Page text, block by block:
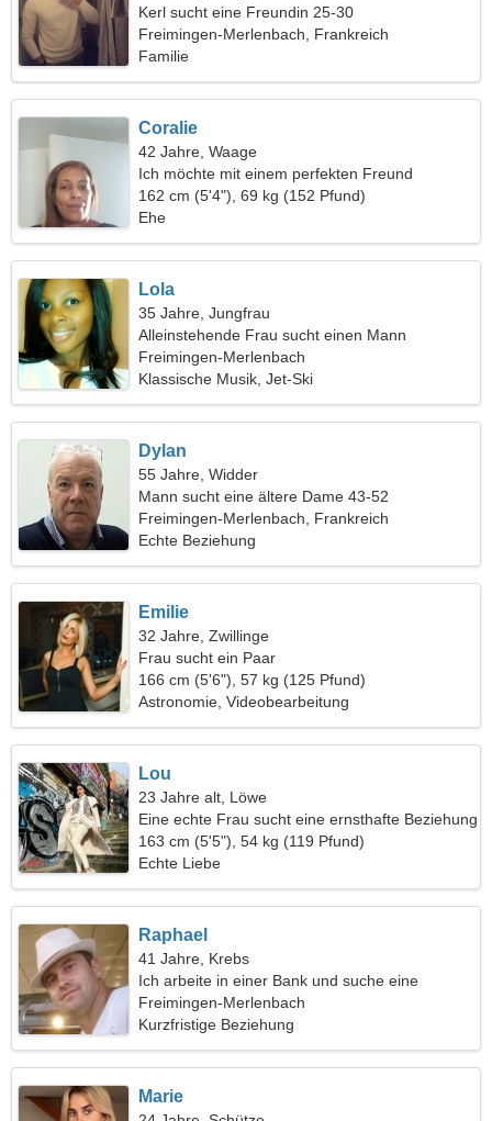
Kerl sucht eine Freundin 25-30
Freimingen-Merlenbach, Frankreich
Familie
Coralie
42 Jahre, Waage
Ich möchte mit einem perfekten Freund
ausgehen
162 cm (5'4"), 69 kg (152 Pfund)
Ehe
Lola
35 Jahre, Jungfrau
Alleinstehende Frau sucht einen Mann
Freimingen-Merlenbach
Klassische Musik, Jet-Ski
Dylan
55 Jahre, Widder
Mann sucht eine ältere Dame 43-52
Freimingen-Merlenbach, Frankreich
Echte Beziehung
Emilie
32 Jahre, Zwillinge
Frau sucht ein Paar
166 cm (5'6"), 57 kg (125 Pfund)
Astronomie, Videobearbeitung
Lou
23 Jahre alt, Löwe
Eine echte Frau sucht eine ernsthafte Beziehung
163 cm (5'5"), 54 kg (119 Pfund)
Echte Liebe
Raphael
41 Jahre, Krebs
Ich arbeite in einer Bank und suche eine
fantastische Frau
Freimingen-Merlenbach
Kurzfristige Beziehung
Marie